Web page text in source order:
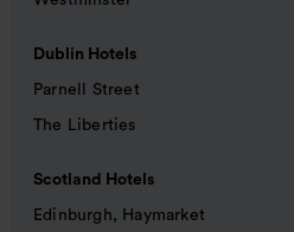
Dublin Hotels
Parnell Street
The Liberties
Scotland Hotels
Edinburgh, Haymarket